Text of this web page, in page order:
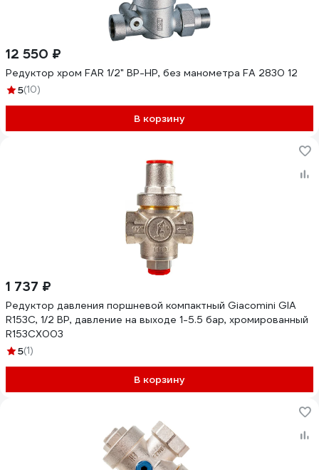
12 550 ₽
Редуктор хром FAR 1/2" ВР-НР, без манометра FA 2830 12
5(10)
В корзину
1 737 ₽
Редуктор давления поршневой компактный Giacomini GIA
R153C, 1/2 ВР, давление на выходе 1-5.5 бар, хромированный
R153CX003
5(1)
В корзину